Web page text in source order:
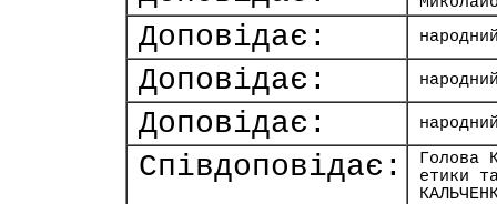
Доповідає:
Доповідає:
Доповідає:
Співдоповідає:
Голова
етики